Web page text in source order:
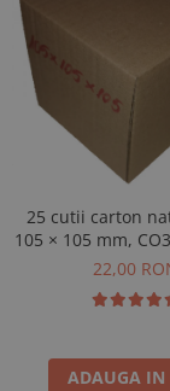
25 cutii carton
105 × 105 mm,
22,00
ADAUGA IN